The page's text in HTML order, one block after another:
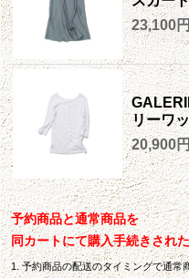
23,100円
リーワ
20,900
予約商品と通常商品を
同カートにて購入手続きされ
1. 予約商品の配送のタイミングで通常